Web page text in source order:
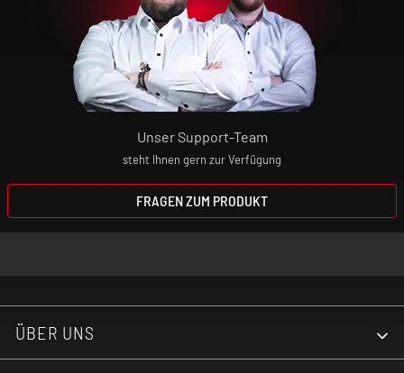
Unser Support-Team
steht Ihnen gern zur Verfügung
FRAGEN ZUM PRODUKT
ÜBER UNS